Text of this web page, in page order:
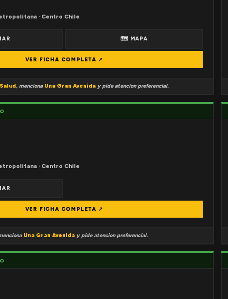
· Centro Chile
🗺 MAPA
VER FICHA COMPLETA ↗
, menciona Una Gran Avenida y pide atencion preferencial.
· Centro Chile
VER FICHA COMPLETA ↗
Una Gran Avenida y pide atencion preferencial.